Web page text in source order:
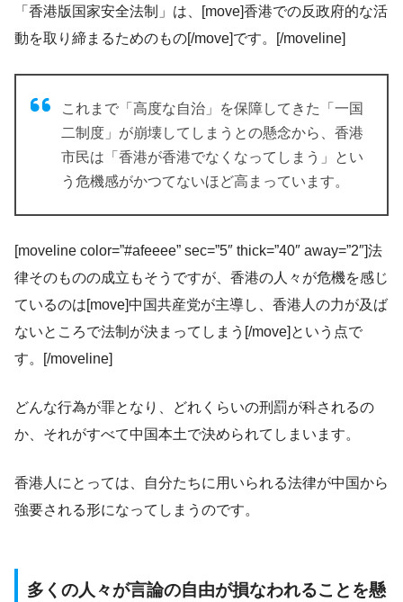
「香港版国家安全法制」は、[move]香港での反政府的な活
動を取り締まるためのもの[/move]です。[/moveline]
これまで「高度な自治」を保障してきた「一国
二制度」が崩壊してしまうとの懸念から、香港
市民は「香港が香港でなくなってしまう」とい
う危機感がかつてないほど高まっています。
[moveline color=”#afeeee” sec=”5″ thick=”40″ away=”2″]法
律そのものの成立もそうですが、香港の人々が危機を感じ
ているのは[move]中国共産党が主導し、香港人の力が及ば
ないところで法制が決まってしまう[/move]という点で
す。[/moveline]
どんな行為が罪となり、どれくらいの刑罰が科されるの
か、それがすべて中国本土で決められてしまいます。
香港人にとっては、自分たちに用いられる法律が中国から
強要される形になってしまうのです。
多くの人々が言論の自由が損なわれることを懸